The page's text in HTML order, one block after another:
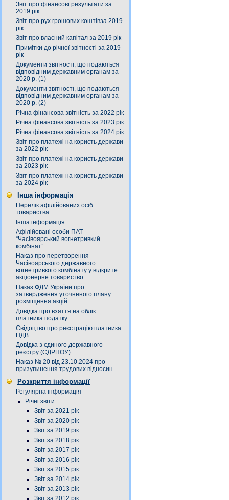
Звіт про фінансові результати за
2019 рік
Звіт про рух грошових коштівза 2019
рік
Звіт про власний капітал за 2019 рік
Примітки до річної звітності за 2019
рік
Документи звітності, що подаються
відповідним державним органам за
2020 р. (1)
Документи звітності, що подаються
відповідним державним органам за
2020 р. (2)
Річна фінансова звітність за 2022 рік
Річна фінансова звітність за 2023 рік
Річна фінансова звітність за 2024 рік
Звіт про платежі на користь держави
за 2022 рік
Звіт про платежі на користь держави
за 2023 рік
Звіт про платежі на користь держави
за 2024 рік
Інша інформація
Перелік афілійованих осіб
товариства
Інша інформація
Афілійовані особи ПАТ
“Часівоярський вогнетривкий
комбінат”
Наказ про перетворення
Часівоярського державного
вогнетривкого комбінату у відкрите
акціонерне товариство
Наказ ФДМ України про
затвердження уточненого плану
розміщення акцій
Довідка про взяття на облік
платника податку
Свідоцтво про реєстрацію платника
ПДВ
Довідка з єдиного державного
реєстру (ЄДРПОУ)
Наказ № 20 від 23.10.2024 про
призупинення трудових відносин
Розкриття інформації
Регулярна інформація
Річні звіти
Звіт за 2021 рік
Звіт за 2020 рік
Звіт за 2019 рік
Звіт за 2018 рік
Звіт за 2017 рік
Звіт за 2016 рік
Звіт за 2015 рік
Звіт за 2014 рік
Звіт за 2013 рік
Звіт за 2012 рік